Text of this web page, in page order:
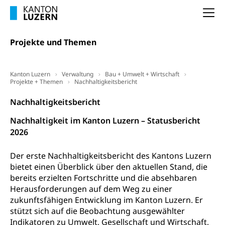
Projekte und Themen
Kanton Luzern Verwaltung
Bau + Umwelt + Wirtschaft
Projekte + Themen
Nachhaltigkeitsbericht
Nachhaltigkeitsbericht
Nachhaltigkeit im Kanton Luzern – Statusbericht
2026
Der erste Nachhaltigkeitsbericht des Kantons Luzern
bietet einen Überblick über den aktuellen Stand, die
bereits erzielten Fortschritte und die absehbaren
Herausforderungen auf dem Weg zu einer
zukunftsfähigen Entwicklung im Kanton Luzern. Er
stützt sich auf die Beobachtung ausgewählter
Indikatoren zu Umwelt, Gesellschaft und Wirtschaft,
Wissenschaft, Forschung, Entwicklung, Projekte
Innovative Projekte Landwirtschaft und
Projektförderung Universität Luzern unilu
Umschulung, zweiter Bildungsweg,
Neuorientierung, Grundkompetenzen,
Berufsberatung, Standortbestimmung,
Berufsabschluss für Erwachsene
Erwachsenenmatura
Bildung & Berufsabschluss für Erwachsene
Fachperson Betreuung (verkürzte
Grundbildung)
Fachperson Gesundheit (verkürzte
Grundbildung)
Berufliche Grundbildung
Berufswahl & Berufsberatung, Schnupperlehre und
Lehrstellensuche, Berufsmaturität,
Brückenangebote, Zugewanderte & Arbeitsmarkt,
Fachstelle Berufsbildung
Schulen und Berufsbildungszentren
Hochschule Fachhochschule